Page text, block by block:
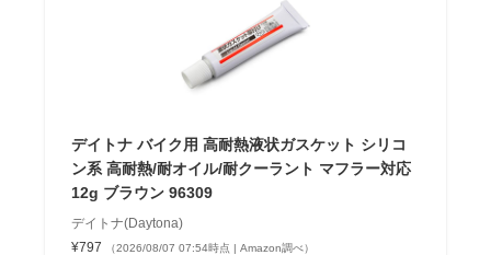
デイトナ バイク用 高耐熱液状ガスケット シリコ
ン系 高耐熱/耐オイル/耐クーラント マフラー対応
12g ブラウン 96309
デイトナ(Daytona)
¥797
（2026/08/07 07:54時点 | Amazon調べ）